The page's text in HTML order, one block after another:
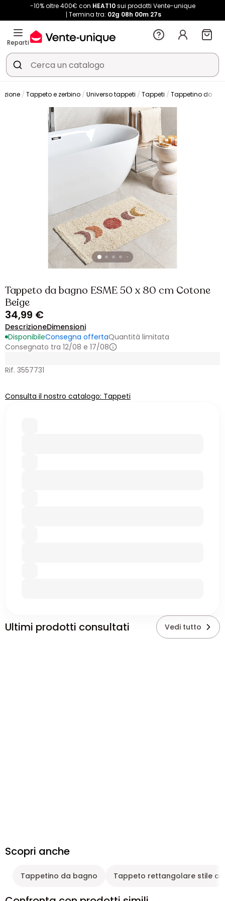
-10% oltre 400€ con HEAT10sui prodotti Vente-unique
Termina tra: 02g 08h 00m 25s
Reparti
Tappeto e zerbino Universo tappeti Tappeti Tappetino da
Tappeto da bagno ESME 50 x 80 cm Cotone
Beige
34,99 €
DescrizioneDimensioni
DisponibileConsegna offertaQuantità limitata
Consegnato tra 12/08 e 17/08
Rif. 3557731
Consulta il nostro catalogo: Tappeti
Ultimi prodotti consultati Vedi tutto
Scopri anche
Tappetino da bagno Tappeto rettangolare stile